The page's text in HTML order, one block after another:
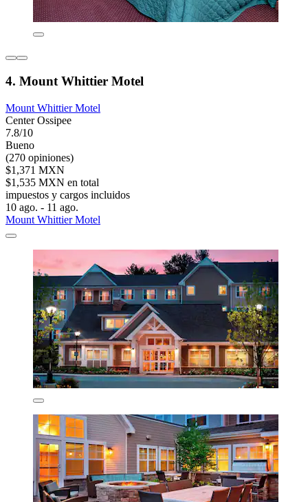
4. Mount Whittier Motel
Mount Whittier Motel
Center Ossipee
7.8/10
Bueno
(270 opiniones)
$1,371 MXN
$1,535 MXN en total
impuestos y cargos incluidos
10 ago. - 11 ago.
Mount Whittier Motel